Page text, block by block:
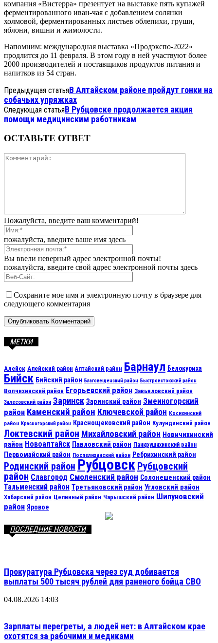
компания «Вистерра» презентует на выставке пять купажей
ферментированного иван-чая с добавлением солянки
холмовой, ферментированных листьев облепихи, груши,
яблони, вишни и жимолости.
Напомним: международная выставка «Продэкспо-2022»
продлится до 11 февраля. В этом году в ней участвуют более
2000 производителей и поставщиков продуктов питания и
напитков из 54 стран.
Предыдущая статьяВ Алтайском районе пройдут гонки на
собачьих упряжках
Следующая статьяВ Рубцовске продолжается акция
помощи медицинским работникам
ОСТАВЬТЕ ОТВЕТ
Пожалуйста, введите ваш комментарий!
пожалуйста, введите ваше имя здесь
Вы ввели неверный адрес электронной почты!
пожалуйста, введите свой адрес электронной почты здесь
Сохраните мое имя и электронную почту в браузере для
следующего комментария
МЕТКИ
Алейск Алейский район Алтайский район Барнаул Белокуриха
Бийск Бийский район Благовещенский район Быстроистокский район
Волчихинский район Егорьевский район Завьяловский район
Залесовский район Заринск Заринский район Змеиногорский
район Каменский район Ключевской район Косихинский
район Красногорский район Краснощековский район Кулундинский район
Локтевский район Михайловский район Новичихинский
район Новоалтайск Павловский район Панкрушихинский район
Первомайский район Поспелихинский район Ребрихинский район
Родинский район Рубцовск Рубцовский
район Славгород Смоленский район Солонешенский район
Тальменский район Третьяковский район Угловский район
Хабарский район Целинный район Чарышский район Шипуновский
район Яровое
ПОСЛЕДНИЕ НОВОСТИ
Прокуратура Рубцовска через суд добивается
выплаты 500 тысяч рублей для раненого бойца СВО
04.08.2026 14:03
Зарплаты перегреты, а людей нет: в Алтайском крае
охотятся за рабочими и медиками